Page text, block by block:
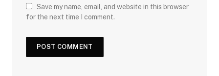
Save my name, email, and website in this browser
for the next time I comment.